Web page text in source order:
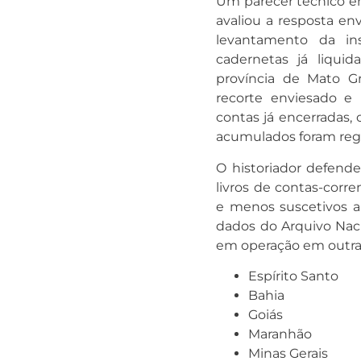
avaliou a resposta
levantamento da
cadernetas já
província de Mato
recorte enviesado e
contas já encerradas,
acumulados foram
O historiador
livros de contas-
e menos suscetivos
dados do Arquivo
em operação em
Espírito Santo
Bahia
Goiás
Maranhão
Minas Gerais